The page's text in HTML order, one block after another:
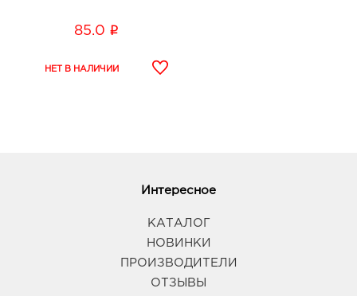
85.0 i
Интересное
КАТАЛОГ
НОВИНКИ
ПРОИЗВОДИТЕЛИ
ОТЗЫВЫ